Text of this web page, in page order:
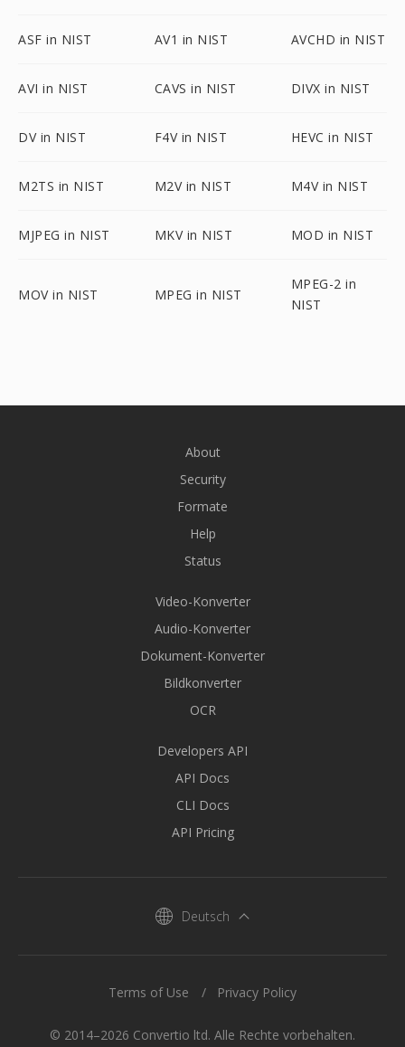
ASF in NIST AV1 in NIST AVCHD in NIST
AVI in NIST CAVS in NIST DIVX in NIST
DV in NIST F4V in NIST HEVC in NIST
M2TS in NIST M2V in NIST M4V in NIST
MJPEG in NIST MKV in NIST MOD in NIST
MOV in NIST MPEG in NIST
MPEG-2 in
NIST
About
Security
Formate
Help
Status
Video-Konverter
Audio-Konverter
Dokument-Konverter
Bildkonverter
OCR
Developers API
API Docs
CLI Docs
API Pricing
Deutsch
© 2014–2026 Convertio ltd. Alle Rechte vorbehalten.
Terms of Use Privacy Policy